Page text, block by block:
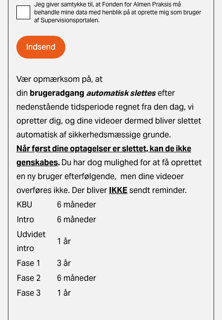
Jeg giver samtykke til, at Fonden for Almen Praksis må
behandle mine data med henblik på at oprette mig som bruger
af Supervisionsportalen.
Vær opmærksom på, at
din brugeradgang automatisk slettesefter
nedenstående tidsperiode regnet fra den dag, vi
opretter dig, og dine videoer dermed bliver slettet
automatisk af sikkerhedsmæssige grunde.
Når først dine optagelser er slettet, kan de ikke
genskabes.Du har dog mulighed for at få oprettet
en ny bruger efterfølgende, men dine videoer
overføres ikke. Der bliver IKKEsendt reminder.
KBU
6 måneder
Intro
6 måneder
Udvidet
intro
1 år
Fase 1
3 år
Fase 2
6 måneder
Fase 3
1 år